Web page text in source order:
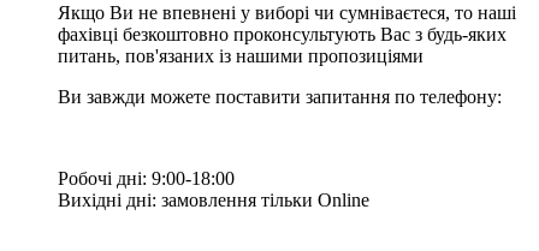
Якщо Ви не впевнені у виборі чи сумніваєтеся, то наші
фахівці безкоштовно проконсультують Вас з будь-яких
питань, пов'язаних із нашими пропозиціями
Ви завжди можете поставити запитання по телефону:
Робочі дні: 9:00-18:00
Вихідні дні: замовлення тільки Online